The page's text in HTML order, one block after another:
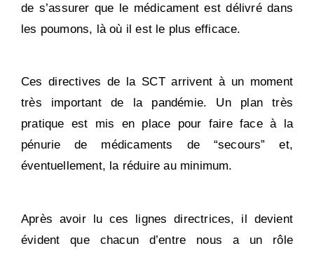
de s’assurer que le médicament est délivré dans
les poumons, là où il est le plus efficace.
Ces directives de la SCT arrivent à un moment
très important de la pandémie. Un plan très
pratique est mis en place pour faire face à la
pénurie de médicaments de “secours” et,
éventuellement, la réduire au minimum.
Après avoir lu ces lignes directrices, il devient
évident que chacun d’entre nous a un rôle